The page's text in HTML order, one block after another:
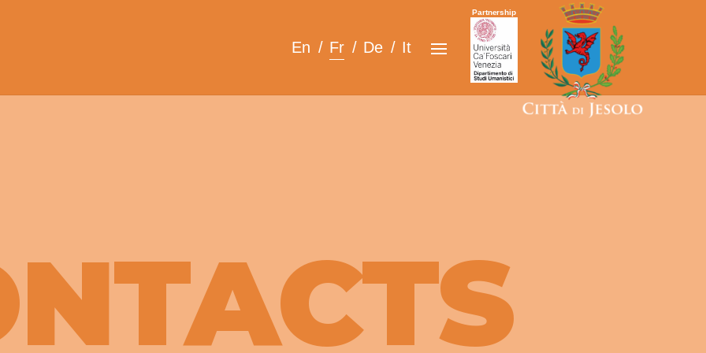
En Fr De It
Partnership